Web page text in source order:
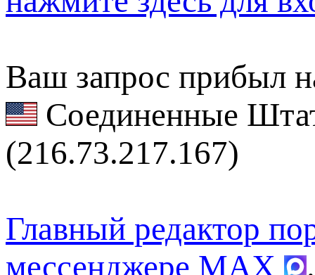
Ваш запрос прибыл
Соединенные
(216.73.217.167)
Главный редактор
мессенджере MAX
.